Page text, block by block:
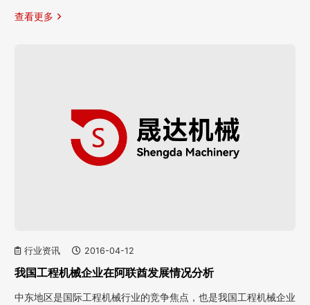
查看更多
行业资讯 2016-04-12
我国工程机械企业在阿联酋发展情况分析
中东地区是国际工程机械行业的竞争焦点，也是我国工程机械企业